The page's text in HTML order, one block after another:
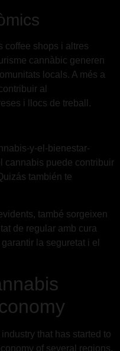
coffee shops i altres
cannàbic generen
locals. A més a
al
i llocs de treball.
y-el-bienestar-
cannabis puede contribuir
también te
també sorgeixen
de regular amb cura
la seguretat i el
that has started to
of several regions.